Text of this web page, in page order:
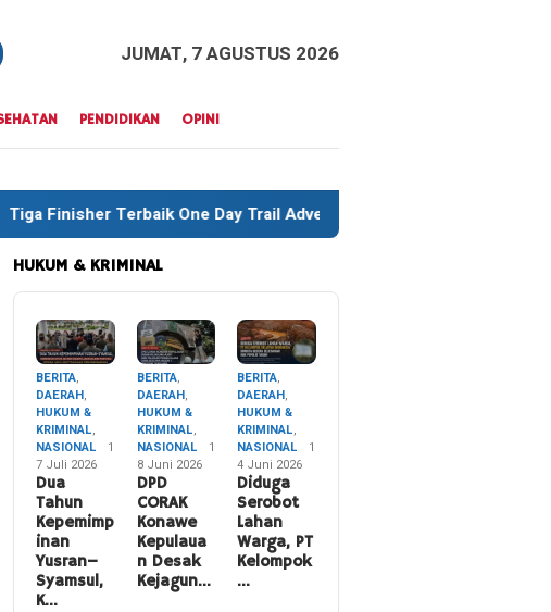
JUMAT, 7 AGUSTUS 2026
PENDIDIKAN OPINI
Day Trail Adventure Liwu Mokesa Berhasil Taklukkan Jalur
HUKUM & KRIMINAL
BERITA,
DAERAH,
HUKUM &
KRIMINAL,
NASIONAL
1
7 Juli 2026
Dua
Tahun
Kepemimp
inan
Yusran–
Syamsul,
K…
BERITA,
DAERAH,
HUKUM &
KRIMINAL,
NASIONAL
1
8 Juni 2026
DPD
CORAK
Konawe
Kepulaua
n Desak
Kejagun…
BERITA,
DAERAH,
HUKUM &
KRIMINAL,
NASIONAL
1
4 Juni 2026
Diduga
Serobot
Lahan
Warga, PT
Kelompok
…